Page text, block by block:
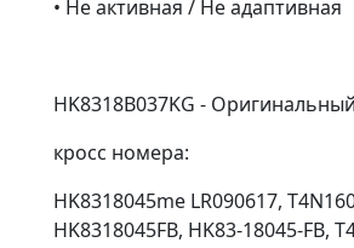
• Не активная / Не адаптивная
HK8318B037KG -
кросс номера:
HK8318045me LR090617,
HK8318045FB, HK83-18045-FB,